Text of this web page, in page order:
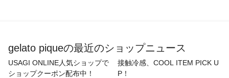
gelato piqueの最近のショップニュース
USAGI ONLINE人気ショップで
ショップクーポン配布中！
接触冷感、COOL ITEM PICK U
P！